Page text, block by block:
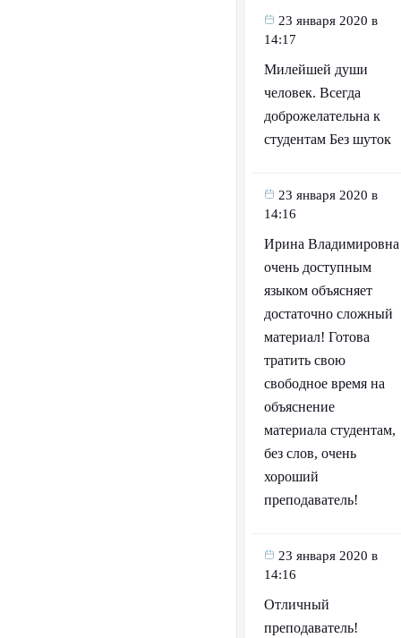
23 января 2020 в
14:17
Милейшей души
человек. Всегда
доброжелательна к
студентам Без шуток
23 января 2020 в
14:16
Ирина Владимировна
очень доступным
языком объясняет
достаточно сложный
материал! Готова
тратить свою
свободное время на
объяснение
материала студентам,
без слов, очень
хороший
преподаватель!
23 января 2020 в
14:16
Отличный
преподаватель!